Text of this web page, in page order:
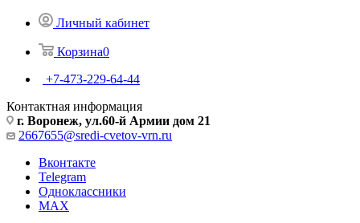
Личный кабинет
Корзина0
+7-473-229-64-44
Контактная информация
г. Воронеж, ул.60-й Армии дом 21
2667655@sredi-cvetov-vrn.ru
Вконтакте
Telegram
Одноклассники
MAX